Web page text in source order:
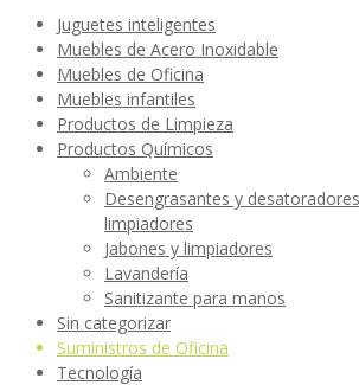
Juguetes inteligentes
Muebles de Acero Inoxidable
Muebles de Oficina
Muebles infantiles
Productos de Limpieza
Productos Químicos
Ambiente
Desengrasantes y
limpiadores
Jabones y limpiadores
Lavandería
Sanitizante para manos
Sin categorizar
Suministros de Oficina
Tecnología